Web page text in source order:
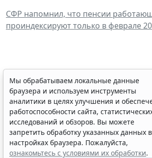
СФР напомнил, что пенсии
проиндексируют только в феврале
Минздрав России
стандарт медпомощи
болезни Гоше
7 августа 2026 15:34
Мы обрабатываем локальные данные
браузера и используем инструменты
аналитики в целях улучшения и
работоспособности сайта,
исследований и обзоров. Вы можете
запретить обработку указанных данных в
настройках браузера. Пожалуйста,
ознакомьтесь с условиями их обработки.